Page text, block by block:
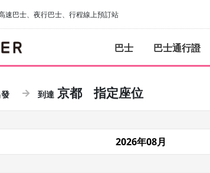
速巴士、夜行巴士、行程線上預訂站
巴士 巴士通行證
京都 指定座位
2026年08月